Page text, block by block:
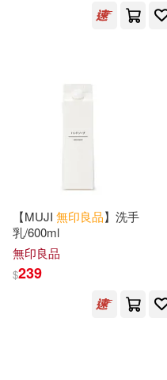
【MUJI 無印良品】洗手
乳/600ml
無印良品
$239